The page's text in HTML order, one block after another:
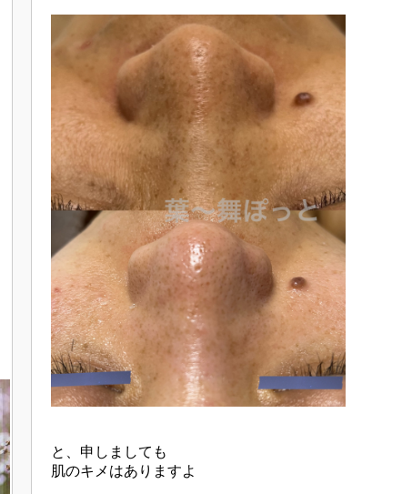
と、申しましても
肌のキメはありますよ